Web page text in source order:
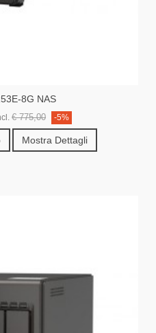
8G NAS
€ 775,00 -5%
Mostra Dettagli